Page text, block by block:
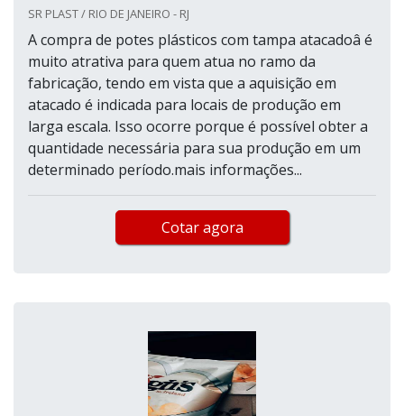
SR PLAST / RIO DE JANEIRO - RJ
A compra de potes plásticos com tampa atacadoâ é
muito atrativa para quem atua no ramo da
fabricação, tendo em vista que a aquisição em
atacado é indicada para locais de produção em
larga escala. Isso ocorre porque é possível obter a
quantidade necessária para sua produção em um
determinado período.mais informações...
Cotar agora